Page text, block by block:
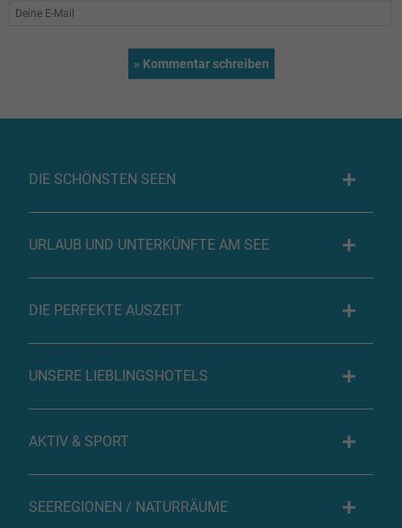
DIE SCHÖNSTEN SEEN
URLAUB UND UNTERKÜNFTE AM SEE
DIE PERFEKTE AUSZEIT
UNSERE LIEBLINGSHOTELS
AKTIV & SPORT
SEEREGIONEN / NATURRÄUME